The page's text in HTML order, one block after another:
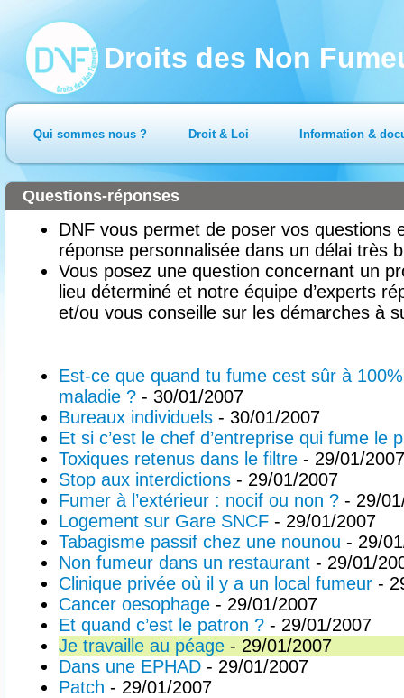
Droits des Non
Qui sommes nous ? Droit & Loi Information &
DNF vous permet de poser vos questions
réponse personnalisée dans un délai très
Vous posez une question concernant un
lieu déterminé et notre équipe d’experts
et/ou vous conseille sur les démarches à
Questions-réponses
Est-ce que quand tu fume cest sûr à
maladie ? - 30/01/2007
Bureaux individuels - 30/01/2007
Et si c’est le chef d’entreprise qui fume le
Toxiques retenus dans le filtre - 29/01/2007
Stop aux interdictions - 29/01/2007
Fumer à l’extérieur : nocif ou non ? - 29/
Logement sur Gare SNCF - 29/01/2007
Tabagisme passif chez une nounou - 29/
Non fumeur dans un restaurant - 29/01/
Clinique privée où il y a un local fumeur -
Cancer oesophage - 29/01/2007
Et quand c’est le patron ? - 29/01/2007
Je travaille au péage - 29/01/2007
Dans une EPHAD - 29/01/2007
Patch - 29/01/2007